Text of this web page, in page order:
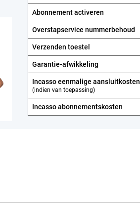
Abonnement activeren
Overstapservice nummerbehoud
Verzenden toestel
Garantie-afwikkeling
Incasso eenmalige aansluitkosten
(indien van toepassing)
Incasso abonnements­kosten